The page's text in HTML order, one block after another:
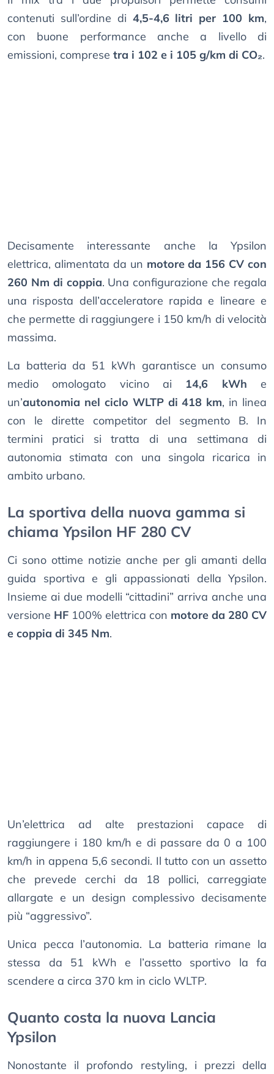
contenuti sull’ordine di 4,5-4,6 litri per 100 km,
con buone performance anche a livello di
emissioni, comprese tra i 102 e i 105 g/km di CO₂.
Decisamente interessante anche la Ypsilon
elettrica, alimentata da un motore da 156 CV con
260 Nm di coppia. Una configurazione che regala
una risposta dell’acceleratore rapida e lineare e
che permette di raggiungere i 150 km/h di velocità
massima.
La batteria da 51 kWh garantisce un consumo
medio omologato vicino ai 14,6 kWh e
un’autonomia nel ciclo WLTP di 418 km, in linea
con le dirette competitor del segmento B. In
termini pratici si tratta di una settimana di
autonomia stimata con una singola ricarica in
ambito urbano.
La sportiva della nuova gamma si
chiama Ypsilon HF 280 CV
Ci sono ottime notizie anche per gli amanti della
guida sportiva e gli appassionati della Ypsilon.
Insieme ai due modelli “cittadini” arriva anche una
versione HF 100% elettrica con motore da 280 CV
e coppia di 345 Nm.
Un’elettrica ad alte prestazioni capace di
raggiungere i 180 km/h e di passare da 0 a 100
km/h in appena 5,6 secondi. Il tutto con un assetto
che prevede cerchi da 18 pollici, carreggiate
allargate e un design complessivo decisamente
più “aggressivo”.
Unica pecca l’autonomia. La batteria rimane la
stessa da 51 kWh e l’assetto sportivo la fa
scendere a circa 370 km in ciclo WLTP.
Quanto costa la nuova Lancia
Ypsilon
Nonostante il profondo restyling, i prezzi della